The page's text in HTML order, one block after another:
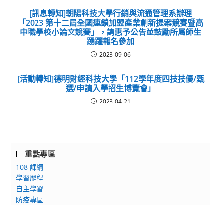
[訊息轉知]朝陽科技大學行銷與流通管理系辦理
「2023 第十二屆全國連鎖加盟產業創新提案競賽暨高
中職學校小論文競賽」，請惠予公告並鼓勵所屬師生
踴躍報名參加
2023-09-06
[活動轉知]德明財經科技大學「112學年度四技技優/甄
選/申請入學招生博覽會」
2023-04-21
重點專區
108 課綱
學習歷程
自主學習
防疫專區